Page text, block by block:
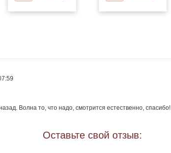
Волна то, что надо, смотрится естественно, спасибо!
Оставьте свой отзыв: